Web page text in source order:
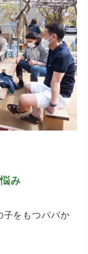
み
子をもつパパか